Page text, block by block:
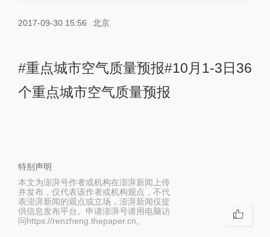
2017-09-30 15:56 北京
#重点城市空气质量预报#10月1-3日36
个重点城市空气质量预报
特别声明
本文为澎湃号作者或机构在澎湃新闻上传
并发布，仅代表该作者或机构观点，不代
表澎湃新闻的观点或立场，澎湃新闻仅提
供信息发布平台。申请澎湃号请用电脑访
问https://renzheng.thepaper.cn。